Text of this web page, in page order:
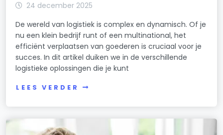
24 december 2025
De wereld van logistiek is complex en dynamisch. Of je
nu een klein bedrijf runt of een multinational, het
efficiënt verplaatsen van goederen is cruciaal voor je
succes. In dit artikel duiken we in de verschillende
logistieke oplossingen die je kunt
LEES VERDER